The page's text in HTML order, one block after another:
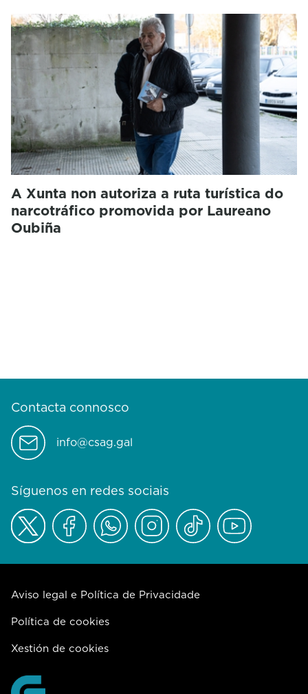
A Xunta non autoriza a ruta turística do
narcotráfico promovida por Laureano
Oubiña
Contacta connosco
info@csag.gal
Síguenos en redes sociais
Aviso legal e Política de Privacidade
Política de cookies
Xestión de cookies